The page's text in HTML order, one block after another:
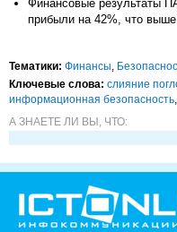
Финансовые результаты
прибыли на 42%, что выше
Тематики: Финансы,
Ключевые слова: слияние
информационная безопасность,
А ЗНАЕТЕ ЛИ ВЫ, ЧТО: